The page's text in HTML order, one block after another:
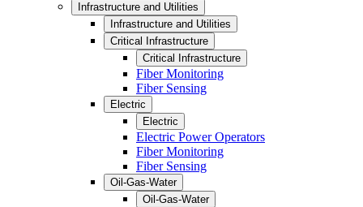
Infrastructure and Utilities
Infrastructure and Utilities
Critical Infrastructure
Critical Infrastructure
Fiber Monitoring
Fiber Sensing
Electric
Electric
Electric Power Operators
Fiber Monitoring
Fiber Sensing
Oil-Gas-Water
Oil-Gas-Water